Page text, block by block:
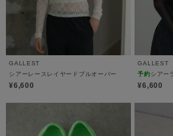
GALLEST
シアーレースレイヤードプルオーバー
¥6,600
GALLEST
予約シアー
¥6,600